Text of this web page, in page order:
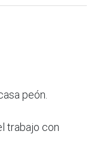
peón.
trabajo con